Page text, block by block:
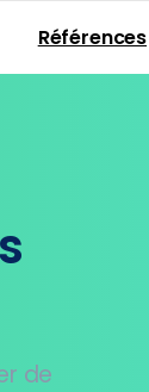
Références
de